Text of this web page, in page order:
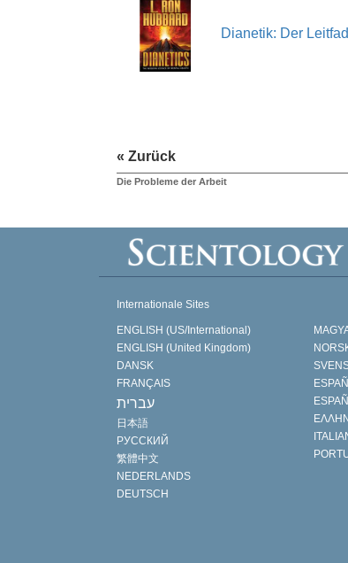
Dianetik: Der
« Zurück
Die Probleme der Arbeit
Internationale Sites
ENGLISH (US/International)
ENGLISH (United Kingdom)
DANSK
FRANÇAIS
עברית
日本語
РУССКИЙ
繁體中文
NEDERLANDS
DEUTSCH